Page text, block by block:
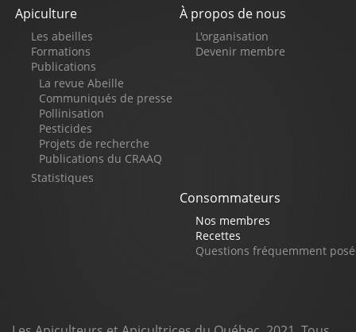
Pied
de
page
À propos de nous
L'organisation
Devenir membre
Apiculture
Les abeilles
Formations
Publications
La revue Abeille
Communiqués de presse
Pollinisation
Pesticides
Projets de recherche
Publications du CRAAQ
Statistiques
Consommateurs
Nos membres
Recettes
Questions fréquemment